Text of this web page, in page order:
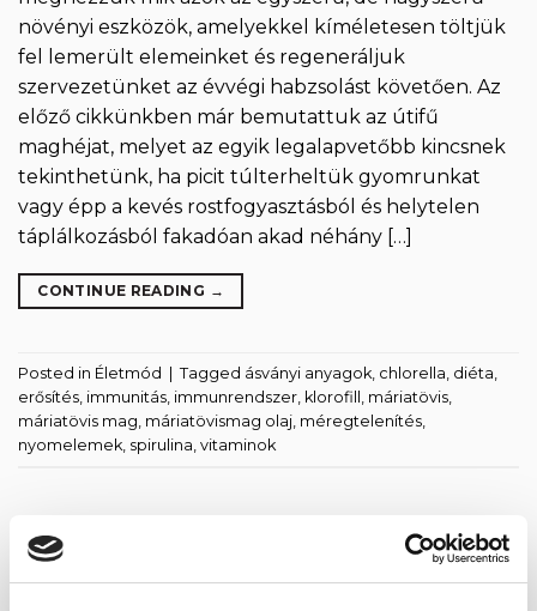
növényi eszközök, amelyekkel kíméletesen töltjük
fel lemerült elemeinket és regeneráljuk
szervezetünket az évvégi habzsolást követően. Az
előző cikkünkben már bemutattuk az útifű
maghéjat, melyet az egyik legalapvetőbb kincsnek
tekinthetünk, ha picit túlterheltük gyomrunkat
vagy épp a kevés rostfogyasztásból és helytelen
táplálkozásból fakadóan akad néhány […]
CONTINUE READING →
Posted in Életmód | Tagged ásványi anyagok chlorella diéta
erősítés immunitás immunrendszer klorofill máriatövis
máriatövis mag máriatövismag olaj méregtelenítés
nyomelemek spirulina vitaminok
LEGUTÓBBI BEJEGYZÉSEK